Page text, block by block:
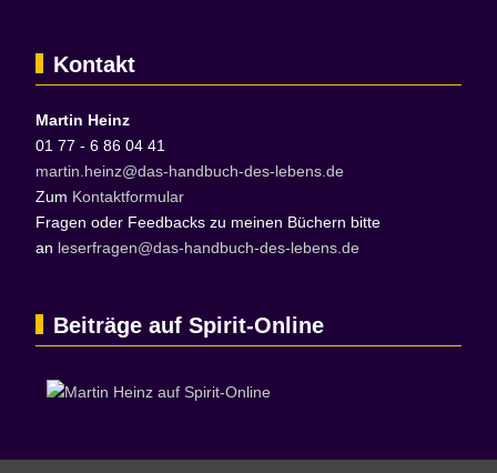
Kontakt
Martin Heinz
01 77 - 6 86 04 41
martin.heinz@das-handbuch-des-lebens.de
Zum Kontaktformular
Fragen oder Feedbacks zu meinen Büchern bitte
an leserfragen@das-handbuch-des-lebens.de
Beiträge auf Spirit-Online